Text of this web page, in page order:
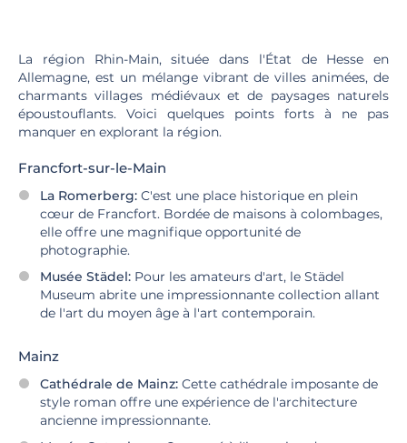
La région Rhin-Main, située dans l'État de Hesse en
Allemagne, est un mélange vibrant de villes animées, de
charmants villages médiévaux et de paysages naturels
époustouflants. Voici quelques points forts à ne pas
manquer en explorant la région.
Francfort-sur-le-Main
La Romerberg: C'est une place historique en plein
cœur de Francfort. Bordée de maisons à colombages,
elle offre une magnifique opportunité de
photographie.
Musée Städel: Pour les amateurs d'art, le Städel
Museum abrite une impressionnante collection allant
de l'art du moyen âge à l'art contemporain.
Mainz
Cathédrale de Mainz: Cette cathédrale imposante de
style roman offre une expérience de l'architecture
ancienne impressionnante.